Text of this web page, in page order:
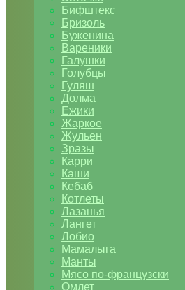
Бифштекс
Бризоль
Буженина
Вареники
Галушки
Голубцы
Гуляш
Долма
Ежики
Жаркое
Жульен
Зразы
Карри
Каши
Кебаб
Котлеты
Лазанья
Лангет
Лобио
Мамалыга
Манты
Мясо по-французски
Омлет